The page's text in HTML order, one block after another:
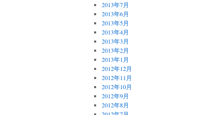
2013年7月
2013年6月
2013年5月
2013年4月
2013年3月
2013年2月
2013年1月
2012年12月
2012年11月
2012年10月
2012年9月
2012年8月